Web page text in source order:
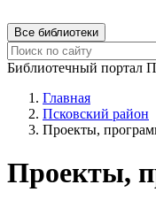
Все библиотеки
Библиотечный портал
Главная
Псковский район
Проекты,
Проекты,